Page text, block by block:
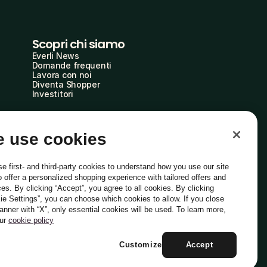
Scopri chi siamo
Everli News
Domande frequenti
Lavora con noi
Diventa Shopper
Investitori
Italiano
use cookies
first- and third-party cookies to understand how you use our site
offer a personalized shopping experience with tailored offers and
By clicking “Accept”, you agree to all cookies. By clicking
Settings”, you can choose which cookies to allow. If you close
with “X”, only essential cookies will be used. To learn more,
cookie policy
Accept
Customize